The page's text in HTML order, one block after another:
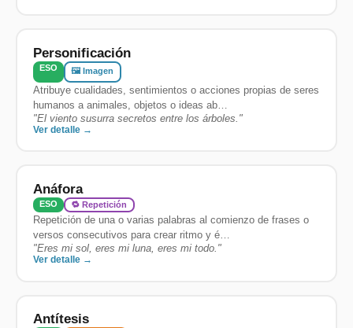
Personificación
ESO 🖼️ Imagen
Atribuye cualidades, sentimientos o acciones propias de seres
humanos a animales, objetos o ideas ab…
"El viento susurra secretos entre los árboles. "
Ver detalle →
Anáfora
ESO 🔁 Repetición
Repetición de una o varias palabras al comienzo de frases o
versos consecutivos para crear ritmo y é…
"Eres mi sol, eres mi luna, eres mi todo. "
Ver detalle →
Antítesis